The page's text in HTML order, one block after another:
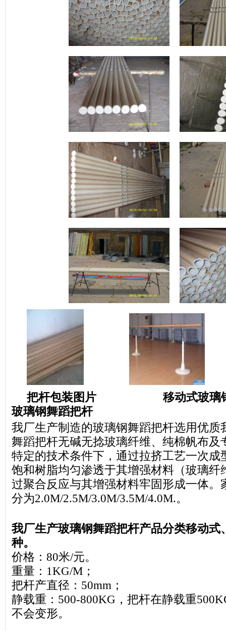
把杆包装图片
移动式玻璃
玻璃钢舞蹈把杆
我厂生产制造的玻璃钢舞蹈把杆选用优质
舞蹈把杆无碱无捻玻璃纤维、纯棉帆布及
特定的技术条件下，通过拉挤工艺一次成
饱和树脂均匀渗透于其增强材料（玻璃纤
过聚合反应与其增强材料牢固形成一体。
分为2.0M/2.5M/3.0M/3.5M/4.0M.。
我厂生产玻璃钢舞蹈把杆产品分类移动式
种。
价格：80米/元。
重量：1KG/M；
把杆产直径：50mm；
静载重：500-800KG，把杆在静载重
不会变形。